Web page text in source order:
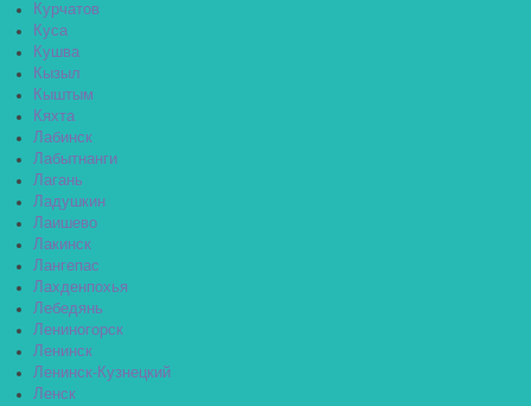
Курчатов
Куса
Кушва
Кызыл
Кыштым
Кяхта
Лабинск
Лабытнанги
Лагань
Ладушкин
Лаишево
Лакинск
Лангепас
Лахденпохья
Лебедянь
Лениногорск
Ленинск
Ленинск-Кузнецкий
Ленск